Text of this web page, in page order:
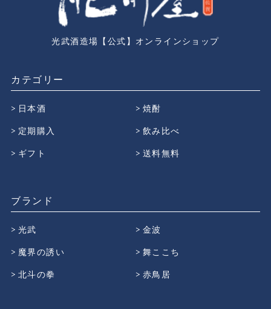
光武酒造場【公式】オンラインショップ
カテゴリー
日本酒
焼酎
定期購入
飲み比べ
ギフト
送料無料
ブランド
光武
金波
魔界の誘い
舞ここち
北斗の拳
赤鳥居